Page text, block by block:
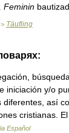
Feminin
> Täufling
iniciación y/o
así
cristianas.
Español